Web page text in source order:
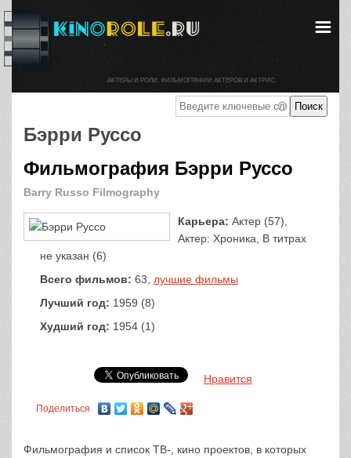
Бэрри Руссо
Фильмография Бэрри Руссо
Barry Russo Filmography
Карьера: Актер (57),
Актер: Хроника, В титрах
не указан (6)
Всего фильмов: 63, лучшие фильмы
Лучший год: 1959 (8)
Худший год: 1954 (1)
Нравится
Поделиться
Фильмография и список ТВ-, кино проектов, в которых
АКТЕРЫ И РОЛИ. ФИЛЬМОГРАФИИ АКТЕРОВ И АКТРИС.